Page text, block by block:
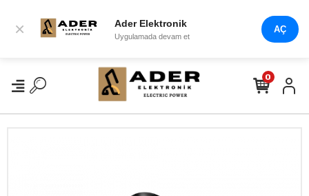
× Ader Elektronik
Uygulamada devam et
AÇ
0